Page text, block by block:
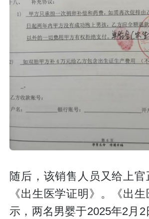
随后，该销售人员又给上
《出生医学证明》。《出
示，两名男婴于2025年2月2